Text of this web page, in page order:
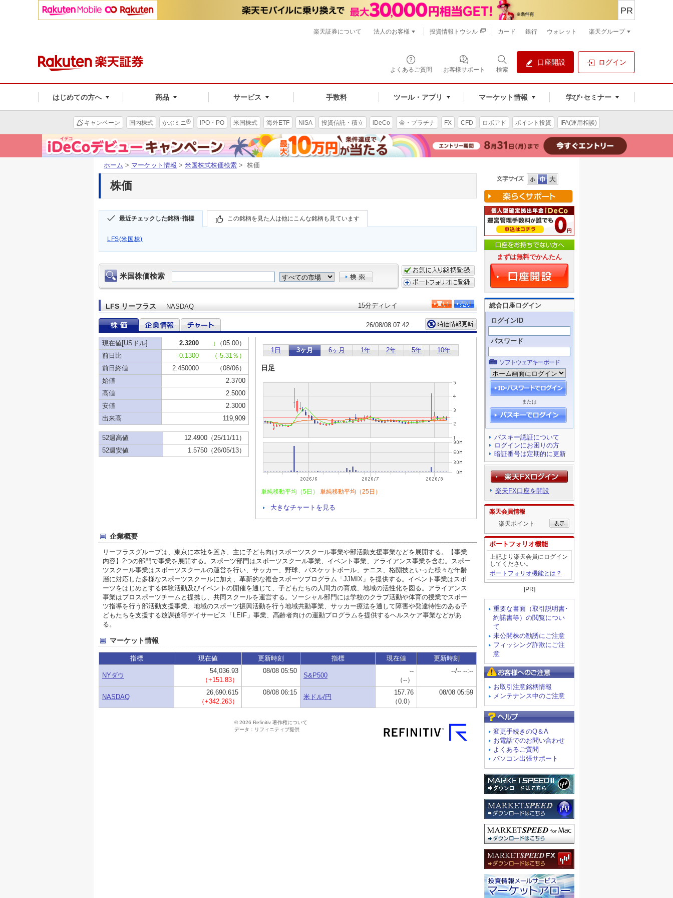
よくあるご質問 お客様サポート 検索
口座開設 ログイン
はじめての方へ 商品 サービス 手数料 ツール・アプリ マーケット情報 学び･セミナー
PR
楽天証券について 法人のお客様 投資情報トウシル カード 銀行 ウォレット 楽天グループ
キャンペーン 国内株式 かぶミニ® IPO・PO 米国株式 海外ETF NISA 投資信託・積立 iDeCo 金・プラチナ FX CFD ロボアド ポイント投資 IFA(運用相談)
ホーム > マーケット情報 > 米国株式株価検索 > 株価
株価
最近チェックした銘柄･指標 この銘柄を見た人は他にこんな銘柄も見ています
LFS(米国株)
まずは無料でかんたん
総合口座ログイン
ログインID
パスワード
ソフトウェアキーボード
または
パスキー認証について
ログインにお困りの方
暗証番号は定期的に更新
楽天FX口座を開設
楽天会員情報
楽天ポイント
ポートフォリオ機能
上記より楽天会員にログイン
してください。
ポートフォリオ機能とは？
[PR]
重要な書面（取引説明書･
約諾書等）の閲覧につい
て
未公開株の勧誘にご注意
フィッシング詐欺にご注
意
お取引注意銘柄情報
メンテナンス中のご注意
変更手続きのQ＆A
お電話でのお問い合わせ
よくあるご質問
パソコン出張サポート